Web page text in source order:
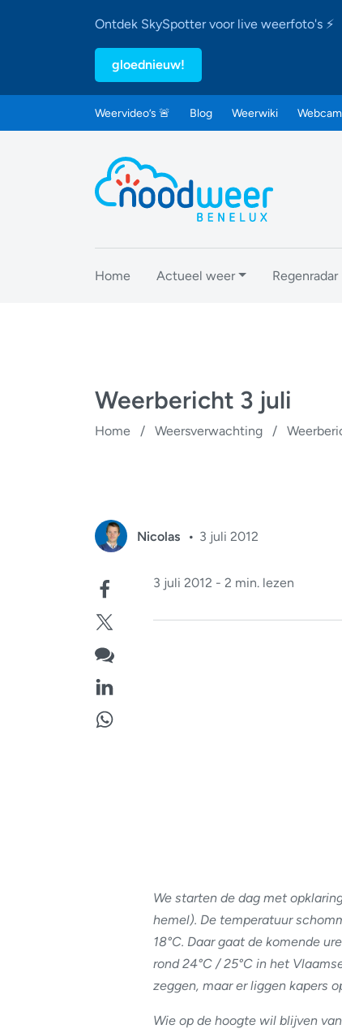
Ontdek SkySpotter voor live weerfoto's ⚡
gloednieuw!
Weervideo’s 🚨 Blog Weerwiki Webcam
Home Actueel weer Regenradar
Weerbericht 3 juli
Home / Weersverwachting /
Nicolas 3 juli 2012
3 juli 2012 - 2 min. lezen
We starten de dag met
hemel). De temperatuur
18°C. Daar gaat de komende
rond 24°C / 25°C in het
zeggen, maar er liggen kapers
Wie op de hoogte wil blijven